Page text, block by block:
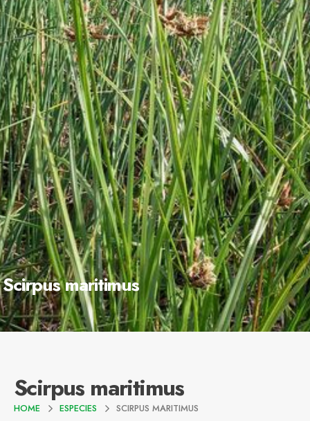
Scirpus maritimus
Scirpus maritimus
HOME ESPECIES SCIRPUS MARITIMUS